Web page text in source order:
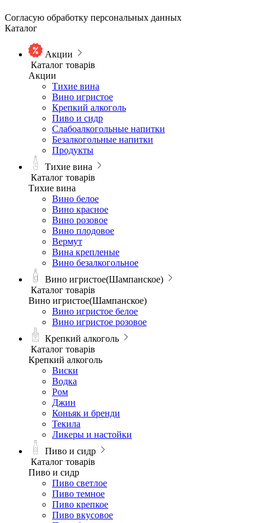
Согласую обработку персональных данных
Каталог
Акции
Каталог товарів
Акции
Тихие вина
Вино игристое
Крепкий алкоголь
Пиво и сидр
Слабоалкогольные напитки
Безалкогольные напитки
Продукты
Тихие вина
Каталог товарів
Тихие вина
Вино белое
Вино красное
Вино розовое
Вино плодовое
Вермут
Вина крепленые
Вино безалкогольное
Вино игристое(Шампанское)
Каталог товарів
Вино игристое(Шампанское)
Вино игристое белое
Вино игристое розовое
Крепкий алкоголь
Каталог товарів
Крепкий алкоголь
Виски
Водка
Ром
Джин
Коньяк и бренди
Текила
Ликеры и настойки
Пиво и сидр
Каталог товарів
Пиво и сидр
Пиво светлое
Пиво темное
Пиво крепкое
Пиво вкусовое